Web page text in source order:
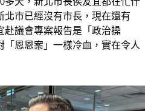
北市已經沒有市長，現在還有
赴議會專案報告是「政治操
恩恩案」一樣冷血，實在令人